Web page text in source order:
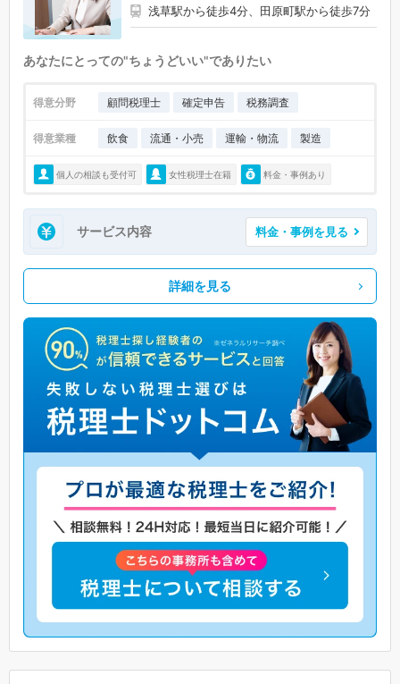
浅草駅から徒歩4分、田原町駅から徒歩7分
あなたにとっての"ちょうどいい"でありたい
得意分野 顧問税理士 確定申告 税務調査
得意業種 飲食 流通・小売 運輸・物流 製造
個人の相談も受付可 女性税理士在籍 料金・事例あり
サービス内容 料金・事例を見る
詳細を見る